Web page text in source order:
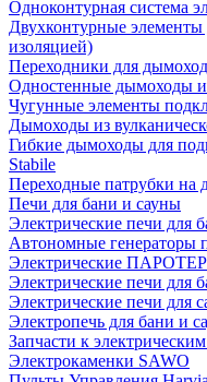
Одноконтурная система
Двухконтурные элементы
изоляцией)
Переходники для
Одностенные дымоходы
Чугунные элементы
Дымоходы из
Гибкие дымоходы для
Stabile
Переходные патрубки на
Печи для бани и сауны
Электрические печи для
Автономные генераторы
Электрические
Электрические печи для
Электрические печи для
Электропечь для бани и
Запчасти к
Электрокаменки SAWO